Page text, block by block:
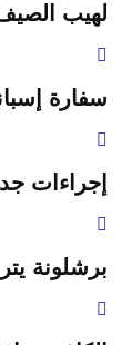
لهيب الصيف يشتد
سفارة
إجراءات
برشلونة